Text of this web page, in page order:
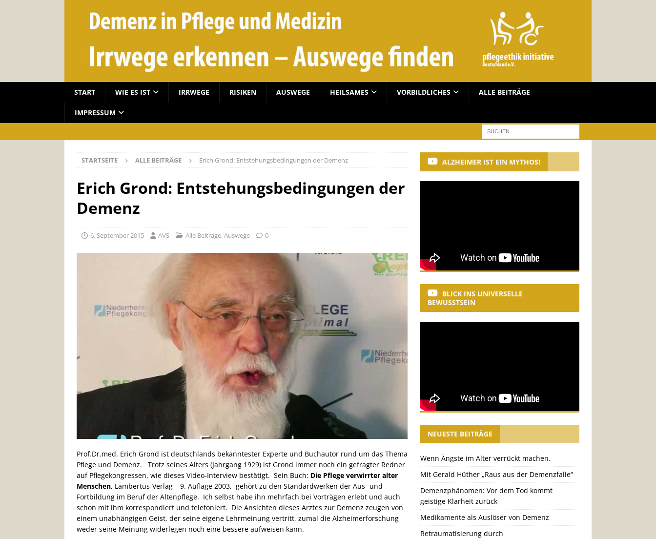
START WIE ES IST IRRWEGE RISIKEN AUSWEGE HEILSAMES VORBILDLICHES ALLE BEITRÄGE
IMPRESSUM
STARTSEITE ALLE BEITRÄGE Erich Grond: Entstehungsbedingungen der Demenz
Erich Grond: Entstehungsbedingungen der
Demenz
6. September 2015 AVS Alle Beiträge,Auswege 0
Prof.Dr.med. Erich Grond ist deutschlands bekanntester Experte und Buchautor rund um das Thema
Pflege und Demenz. Trotz seines Alters (Jahrgang 1929) ist Grond immer noch ein gefragter Redner
auf Pflegekongressen, wie dieses Video-Interview bestätigt. Sein Buch: Die Pflege verwirrter alter
Menschen, Lambertus-Verlag – 9. Auflage 2003, gehört zu den Standardwerken der Aus- und
Fortbildung im Beruf der Altenpflege. Ich selbst habe ihn mehrfach bei Vorträgen erlebt und auch
schon mit ihm korrespondiert und telefoniert. Die Ansichten dieses Arztes zur Demenz zeugen von
einem unabhängigen Geist, der seine eigene Lehrmeinung vertritt, zumal die Alzheimerforschung
weder seine Meinung widerlegen noch eine bessere aufweisen kann.
ALZHEIMER IST EIN MYTHOS!
BLICK INS UNIVERSELLE
BEWUSSTSEIN
NEUESTE BEITRÄGE
Wenn Ängste im Alter verrückt machen.
Mit Gerald Hüther „Raus aus der Demenzfalle“
Demenzphänomen: Vor dem Tod kommt
geistige Klarheit zurück
Medikamente als Auslöser von Demenz
Retraumatisierung durch